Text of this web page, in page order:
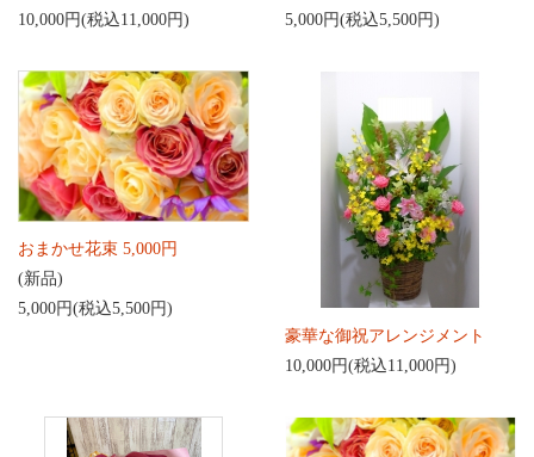
10,000円(税込11,000円)
5,000円(税込5,500円)
おまかせ花束 5,000円
(新品)
5,000円(税込5,500円)
豪華な御祝アレンジメント
10,000円(税込11,000円)